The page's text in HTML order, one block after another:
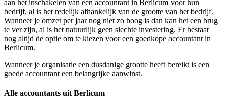
aan het inschakelen van een accountant in Berlicum voor hun
bedrijf, al is het redelijk afhankelijk van de grootte van het bedrijf.
Wanneer je omzet per jaar nog niet zo hoog is dan kan het een brug
te ver zijn, al is het natuurlijk geen slechte investering. Er bestaat
nog altijd de optie om te kiezen voor een goedkope accountant in
Berlicum.
Wanneer je organisatie een dusdanige grootte heeft bereikt is een
goede accountant een belangrijke aanwinst.
Alle accountants uit Berlicum